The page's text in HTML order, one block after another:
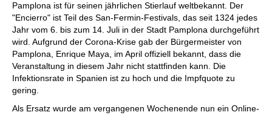
Pamplona ist für seinen jährlichen Stierlauf weltbekannt. Der
"Encierro" ist Teil des San-Fermin-Festivals, das seit 1324 jedes
Jahr vom 6. bis zum 14. Juli in der Stadt Pamplona durchgeführt
wird. Aufgrund der Corona-Krise gab der Bürgermeister von
Pamplona, Enrique Maya, im April offiziell bekannt, dass die
Veranstaltung in diesem Jahr nicht stattfinden kann. Die
Infektionsrate in Spanien ist zu hoch und die Impfquote zu
gering.
Als Ersatz wurde am vergangenen Wochenende nun ein Online-